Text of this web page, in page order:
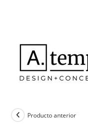
Producto anterior